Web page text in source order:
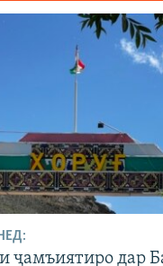
ҷамъиятиро дар